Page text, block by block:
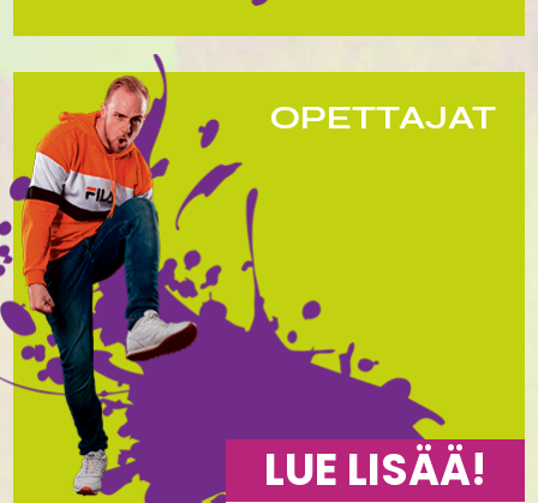
OPETTAJAT
LUE LISÄÄ!